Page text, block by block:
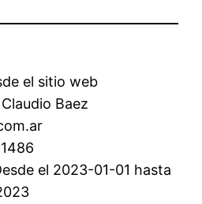
el sitio web
Baez
el 2023-01-01 hasta